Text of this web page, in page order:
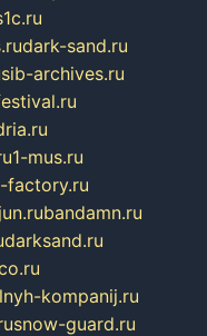
dark-sand.ru
sib-archives.ru
1-mus.ru
factory.ru
bandamn.ru
darksand.ru
kompanij.ru
snow-guard.ru